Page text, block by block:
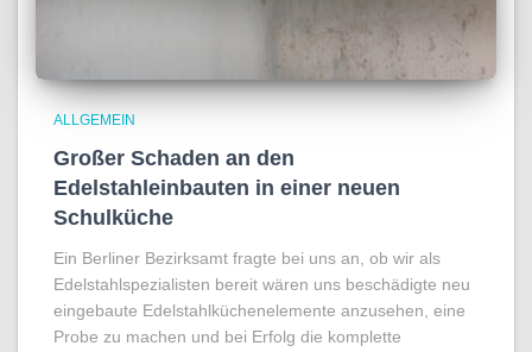
ALLGEMEIN
Großer Schaden an den
Edelstahleinbauten in einer neuen
Schulküche
Ein Berliner Bezirksamt fragte bei uns an, ob wir als
Edelstahlspezialisten bereit wären uns beschädigte neu
eingebaute Edelstahlküchenelemente anzusehen, eine
Probe zu machen und bei Erfolg die komplette